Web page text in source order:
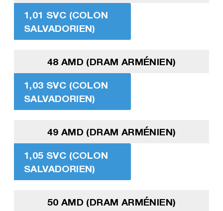
1,01 SVC (COLON
SALVADORIEN)
48 AMD (DRAM ARMÉNIEN)
1,03 SVC (COLON
SALVADORIEN)
49 AMD (DRAM ARMÉNIEN)
1,05 SVC (COLON
SALVADORIEN)
50 AMD (DRAM ARMÉNIEN)